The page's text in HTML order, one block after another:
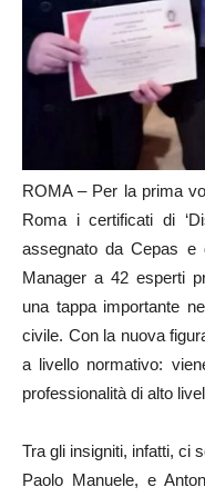
ROMA – Per la prima
Roma i certificati di
assegnato da Cepas e
Manager a 42 esperti
una tappa importante
civile. Con la nuova
a livello normativo:
professionalità di alto
Tra gli insigniti, infatti, ci
Paolo Manuele, e